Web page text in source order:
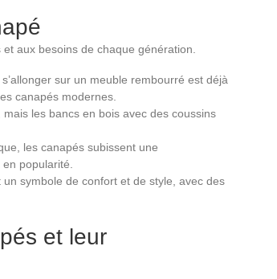
aux besoins de chaque génération.
sur un meuble rembourré est déjà
canapés modernes.
les bancs en bois avec des coussins
les canapés subissent une
popularité.
un symbole de confort et de style, avec des
et leur